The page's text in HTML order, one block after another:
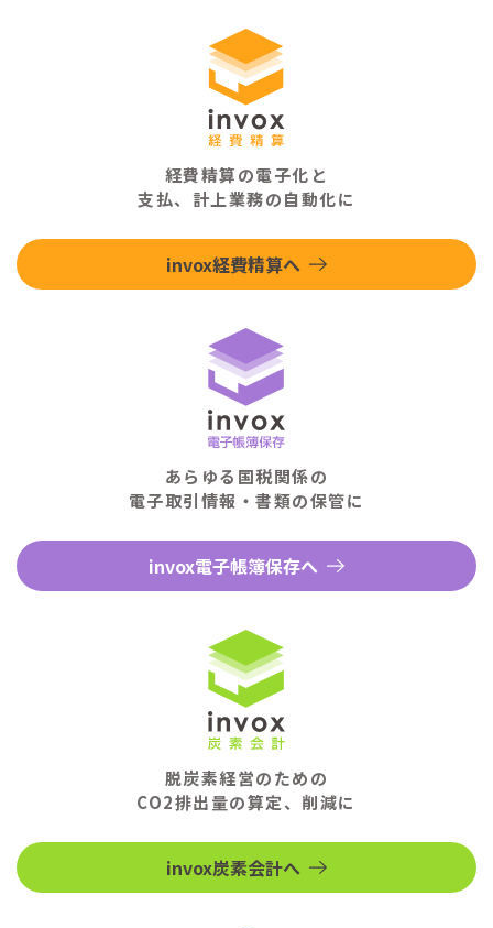
経費精算の電子化と
支払、計上業務の自動化に
invox経費精算へ
あらゆる国税関係の
電子取引情報・書類の保管に
invox電子帳簿保存へ
脱炭素経営のための
CO2排出量の算定、削減に
invox炭素会計へ